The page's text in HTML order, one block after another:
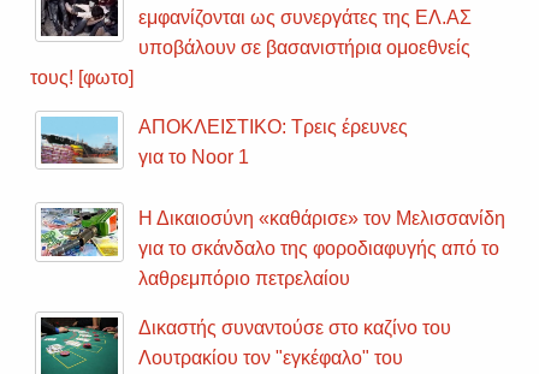
εμφανίζονται ως συνεργάτες της ΕΛ.ΑΣ
υποβάλουν σε βασανιστήρια ομοεθνείς
τους! [φωτο]
ΑΠΟΚΛΕΙΣΤΙΚΟ: Τρεις έρευνες
για το Noor 1
Η Δικαιοσύνη «καθάρισε» τον Μελισσανίδη
για το σκάνδαλο της φοροδιαφυγής από το
λαθρεμπόριο πετρελαίου
Δικαστής συναντούσε στο καζίνο του
Λουτρακίου τον "εγκέφαλο" του